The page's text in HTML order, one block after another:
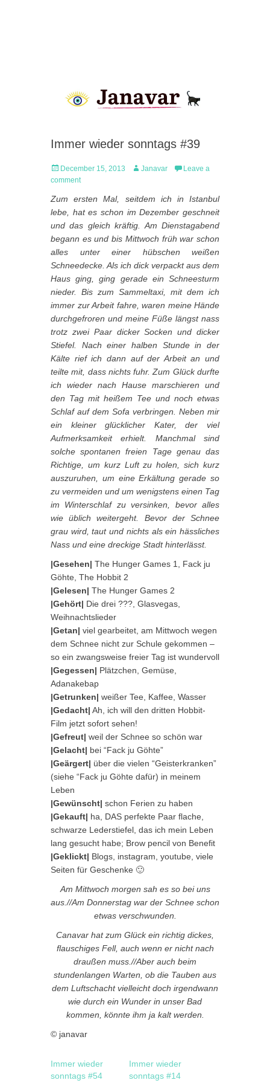
Immer wieder sonntags #39
Posted
on
December 15, 2013 Author
Janavar
Leave a
comment
Zum ersten Mal, seitdem ich in Istanbul
lebe, hat es schon im Dezember geschneit
und das gleich kräftig. Am Dienstagabend
begann es und bis Mittwoch früh war schon
alles unter einer hübschen weißen
Schneedecke. Als ich dick verpackt aus dem
Haus ging, ging gerade ein Schneesturm
nieder. Bis zum Sammeltaxi, mit dem ich
immer zur Arbeit fahre, waren meine Hände
durchgefroren und meine Füße längst nass
trotz zwei Paar dicker Socken und dicker
Stiefel. Nach einer halben Stunde in der
Kälte rief ich dann auf der Arbeit an und
teilte mit, dass nichts fuhr. Zum Glück durfte
ich wieder nach Hause marschieren und
den Tag mit heißem Tee und noch etwas
Schlaf auf dem Sofa verbringen. Neben mir
ein kleiner glücklicher Kater, der viel
Aufmerksamkeit erhielt. Manchmal sind
solche spontanen freien Tage genau das
Richtige, um kurz Luft zu holen, sich kurz
auszuruhen, um eine Erkältung gerade so
zu vermeiden und um wenigstens einen Tag
im Winterschlaf zu versinken, bevor alles
wie üblich weitergeht. Bevor der Schnee
grau wird, taut und nichts als ein hässliches
Nass und eine dreckige Stadt hinterlässt.
|Gesehen| The Hunger Games 1, Fack ju
Göhte, The Hobbit 2
|Gelesen| The Hunger Games 2
|Gehört| Die drei ???, Glasvegas,
Weihnachtslieder
|Getan| viel gearbeitet, am Mittwoch wegen
dem Schnee nicht zur Schule gekommen –
so ein zwangsweise freier Tag ist wundervoll
|Gegessen| Plätzchen, Gemüse,
Adanakebap
|Getrunken| weißer Tee, Kaffee, Wasser
|Gedacht| Ah, ich will den dritten Hobbit-
Film jetzt sofort sehen!
|Gefreut| weil der Schnee so schön war
|Gelacht| bei “Fack ju Göhte”
|Geärgert| über die vielen “Geisterkranken”
(siehe “Fack ju Göhte dafür) in meinem
Leben
|Gewünscht| schon Ferien zu haben
|Gekauft| ha, DAS perfekte Paar flache,
schwarze Lederstiefel, das ich mein Leben
lang gesucht habe; Brow pencil von Benefit
|Geklickt| Blogs, instagram, youtube, viele
Seiten für Geschenke 🙂
Am Mittwoch morgen sah es so bei uns
aus.//Am Donnerstag war der Schnee schon
etwas verschwunden.
Canavar hat zum Glück ein richtig dickes,
flauschiges Fell, auch wenn er nicht nach
draußen muss.//Aber auch beim
stundenlangen Warten, ob die Tauben aus
dem Luftschacht vielleicht doch irgendwann
wie durch ein Wunder in unser Bad
kommen, könnte ihm ja kalt werden.
© janavar
Immer wieder
sonntags #54
Immer wieder
sonntags #14